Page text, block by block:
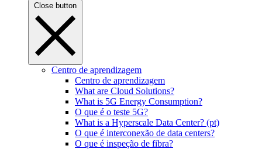
Close button
Centro de aprendizagem
Centro de aprendizagem
What are Cloud Solutions?
What is 5G Energy Consumption?
O que é o teste 5G?
What is a Hyperscale Data Center? (pt)
O que é interconexão de data centers?
O que é inspeção de fibra?